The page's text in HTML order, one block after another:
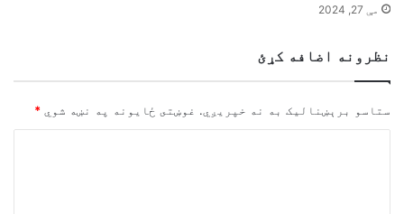
مې 27, 2024
نظرونه اضافه کړئ
ستاسو برېښناليک به نه خپريږي. غوښتى ځایونه په نښه شوي *